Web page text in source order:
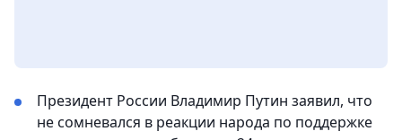
Президент России Владимир Путин заявил, что
не сомневался в реакции народа по поддержке